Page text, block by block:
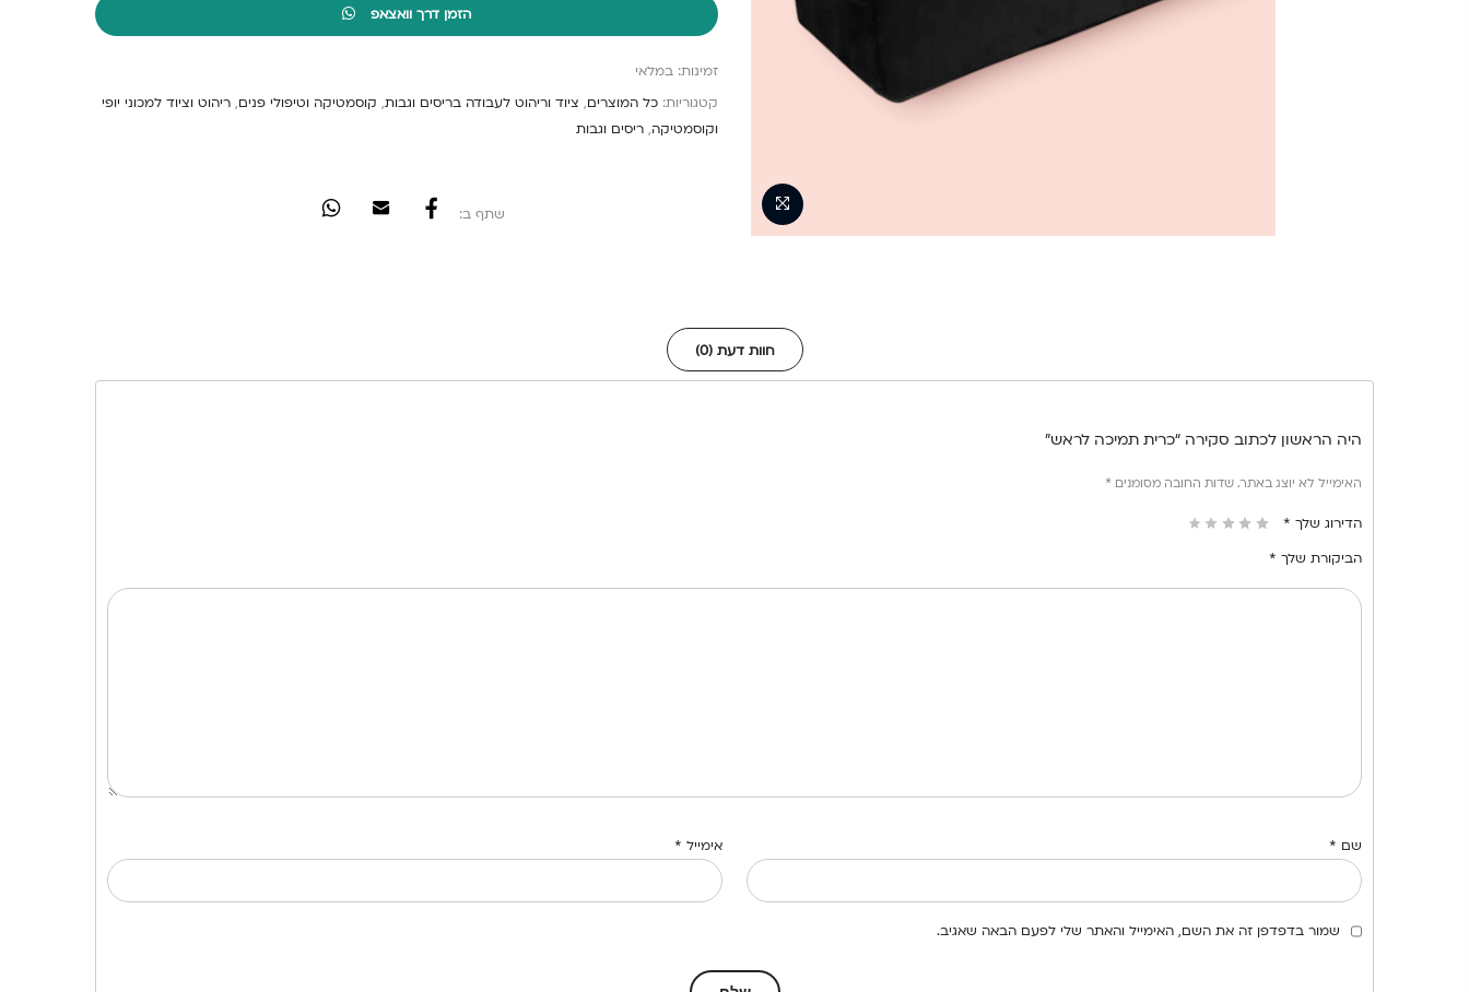
הזמן דרך וואצאפ
זמינות: במלאי
קטגוריות: כל המוצרים, ציוד וריהוט לעבודה בריסים וגבות, קוסמטיקה וטיפולי פנים, ריהוט וציוד למכוני יופי
וקוסמטיקה, ריסים וגבות
שתף ב:
חוות דעת (0)
היה הראשון לכתוב סקירה “כרית תמיכה לראש”
האימייל לא יוצג באתר. שדות החובה מסומנים *
הדירוג שלך *
הביקורת שלך *
שם * אימייל *
שמור בדפדפן זה את השם, האימייל והאתר שלי לפעם הבאה שאגיב.